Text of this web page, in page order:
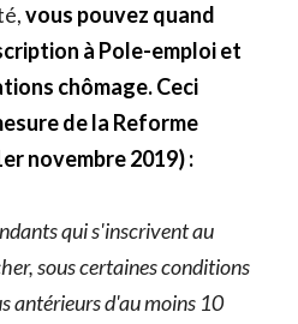
vous pouvez quand
à Pole-emploi et
chômage. Ceci
de la Reforme
novembre 2019) :
qui s'inscrivent au
sous certaines conditions
antérieurs d'au moins 10